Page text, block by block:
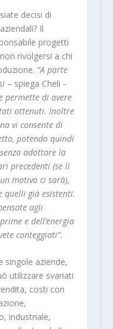
decisi di
Il
progetti
rivolgersi a chi
“A parte
– spiega Cheli –
permette di avere
ottenuti. Inoltre
vi consente di
potendo quindi
adottare la
precedenti (se li
motivo ci sarà),
quelli già esistenti.
agli
e dell’energia
conteggiati”.
singole aziende,
utilizzare svariati
costi con
industriale,